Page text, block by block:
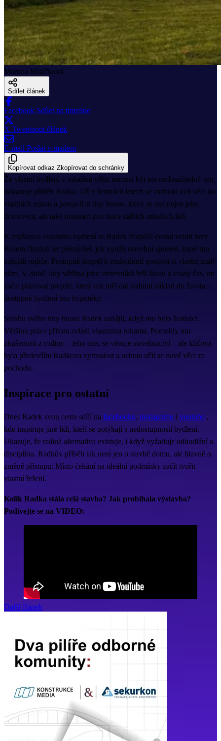
Martina Miláčková
Sdílet článek
Facebook Sdílet na timeline
X Tweetnout článek
E-mail Poslat e-mailem
Kopírovat odkaz Zkopírovat do schránky
Že vlastní bydlení v mladém věku nemusí být jen nedosažitelný sen,
dokazuje příběh Radka. Už v šestnácti letech se rozhodl vzít věci do
vlastních rukou a postavil si tiny house, který se stal nejen jeho
domovem, ale také inspirací pro tisíce dalších mladých lidí.
K myšlence vlastního bydlení se Radek Pospíšil dostal velmi brzy.
Kolem čtrnácti let přemýšlel, jak využít stavební spoření, které mu
založili rodiče. Postupně dospěl k rozhodnutí postavit si vlastní malý
dům. V době, kdy většina jeho vrstevníků řeší školu a volný čas, on
začal plánovat projekt, který mu měl dát stabilní základ do života –
dostupné bydlení bez hypotéky.
Stavbu svého tiny house Radek zahájil, když mu bylo šestnáct.
Většinu práce přitom zvládl vlastníma rukama. Pomohly mu
zkušenosti z rodiny – jeho otec se věnuje stavebnictví – ale klíčová
byla především Radkova vytrvalost a ochota učit se nové věci za
pochodu.
Inspirace pro ostatní
Dnes Radek svou cestu sdílí na facebooku, instagramu i youtube ,
kde inspiruje jiné lidi, kteří se potýkají s nedostupností bydlení.
Ukazuje, že reálná alternativa existuje, i když vyžaduje odhodlání a
disciplínu. Radkův příběh tak není jen o stavbě domu, ale hlavně o
změně přístupu: Místo čekání na ideální podmínky začít tvořit
vlastní řešení.
Kolik Radka stála celá stavba? Jak probíhala výstavba?
Podívejte se na VIDEO:
Další článek